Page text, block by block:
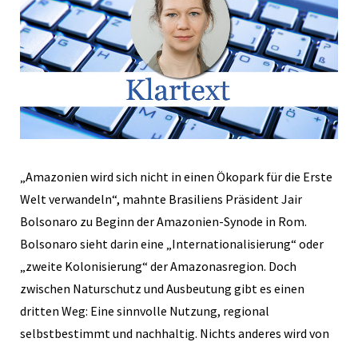
„Amazonien wird sich nicht in einen Ökopark für die Erste
Welt verwandeln“, mahnte Brasiliens Präsident Jair
Bolsonaro zu Beginn der Amazonien-Synode in Rom.
Bolsonaro sieht darin eine „Internationalisierung“ oder
„zweite Kolonisierung“ der Amazonasregion. Doch
zwischen Naturschutz und Ausbeutung gibt es einen
dritten Weg: Eine sinnvolle Nutzung, regional
selbstbestimmt und nachhaltig. Nichts anderes wird von